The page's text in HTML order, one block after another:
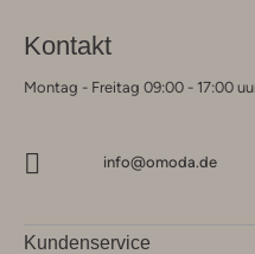
Kontakt
Montag - Freitag 09:00 - 17:00
info@omoda.de
Kundenservice